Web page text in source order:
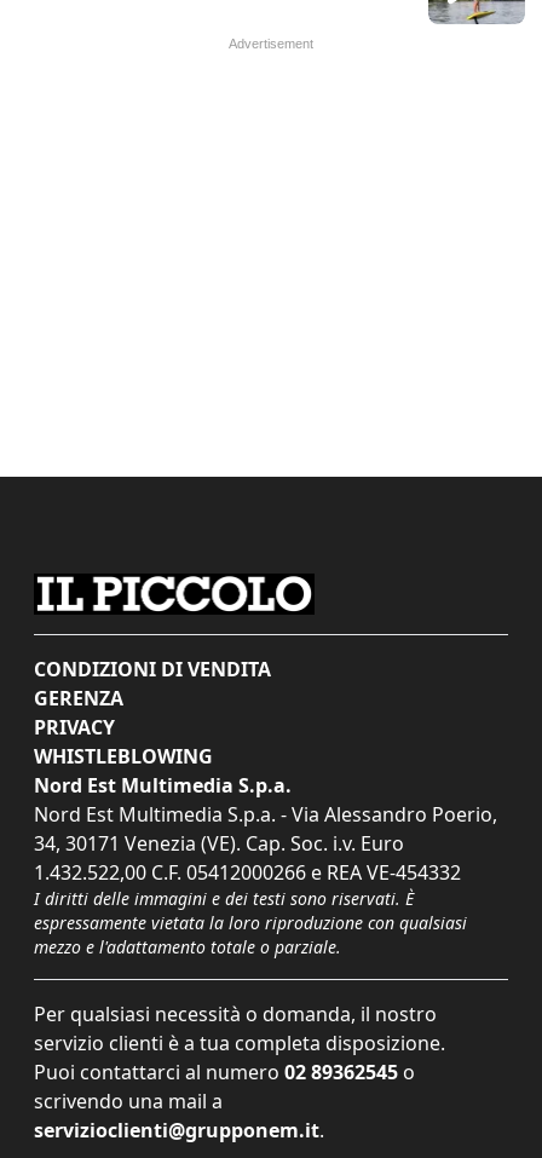
CONDIZIONI DI VENDITA
GERENZA
PRIVACY
WHISTLEBLOWING
Nord Est Multimedia S.p.a.
Nord Est Multimedia S.p.a. - Via Alessandro Poerio,
34, 30171 Venezia (VE). Cap. Soc. i.v. Euro
1.432.522,00 C.F. 05412000266 e REA VE-454332
I diritti delle immagini e dei testi sono riservati. È
espressamente vietata la loro riproduzione con qualsiasi
mezzo e l'adattamento totale o parziale.
Per qualsiasi necessità o domanda, il nostro
servizio clienti è a tua completa disposizione.
Puoi contattarci al numero 02 89362545 o
scrivendo una mail a
servizioclienti@grupponem.it.